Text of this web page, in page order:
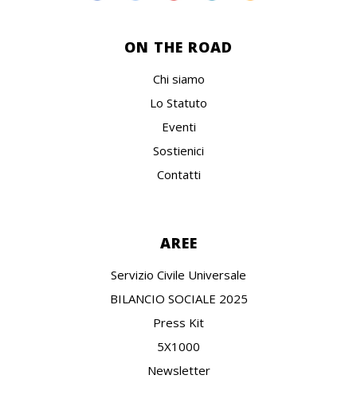
ON THE ROAD
Chi siamo
Lo Statuto
Eventi
Sostienici
Contatti
AREE
Servizio Civile Universale
BILANCIO SOCIALE 2025
Press Kit
5X1000
Newsletter